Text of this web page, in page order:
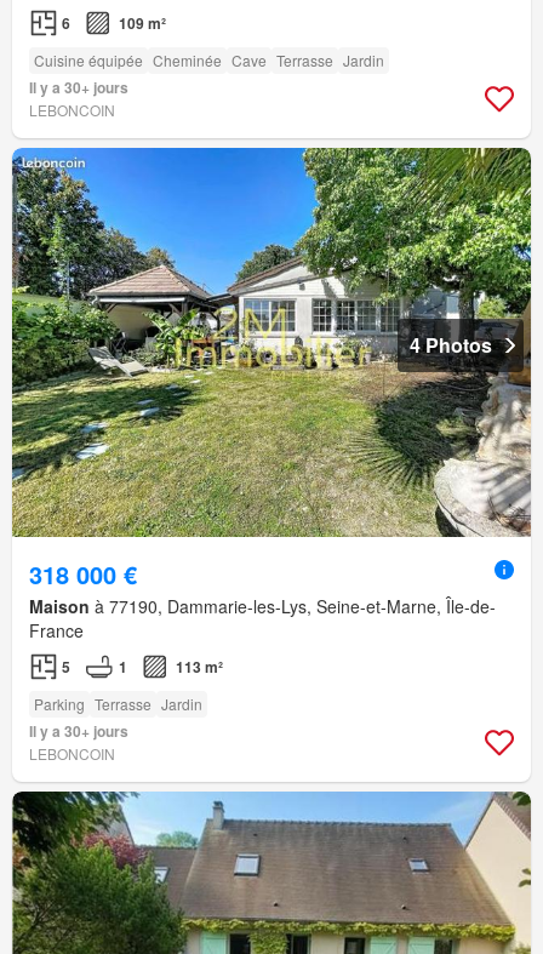
6 109 m²
Cuisine équipée Cheminée Cave Terrasse Jardin
Il y a 30+ jours
LEBONCOIN
4 Photos
318 000 €
Maison à 77190, Dammarie-les-Lys, Seine-et-Marne, Île-de-
France
5 1 113 m²
Parking Terrasse Jardin
Il y a 30+ jours
LEBONCOIN